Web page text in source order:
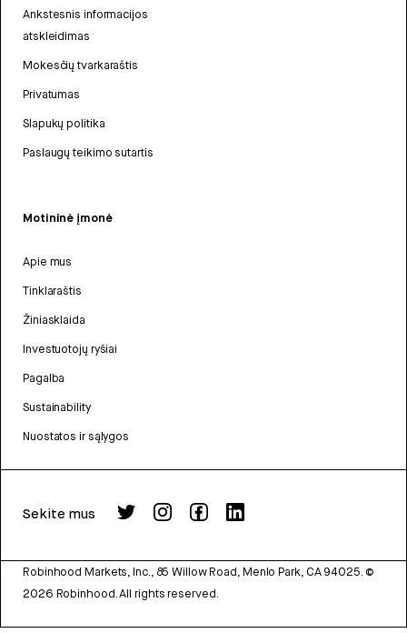
Ankstesnis informacijos
atskleidimas
Mokesčių tvarkaraštis
Privatumas
Slapukų politika
Paslaugų teikimo sutartis
Motininė įmonė
Apie mus
Tinklaraštis
Žiniasklaida
Investuotojų ryšiai
Pagalba
Sustainability
Nuostatos ir sąlygos
Sekite mus
Robinhood Markets, Inc., 85 Willow Road, Menlo Park, CA 94025. ©
2026 Robinhood. All rights reserved.